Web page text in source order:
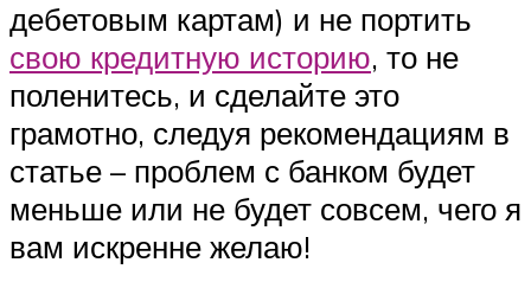
дебетовым картам) и не портить
свою кредитную историю, то не
поленитесь, и сделайте это
грамотно, следуя рекомендациям в
статье – проблем с банком будет
меньше или не будет совсем, чего я
вам искренне желаю!